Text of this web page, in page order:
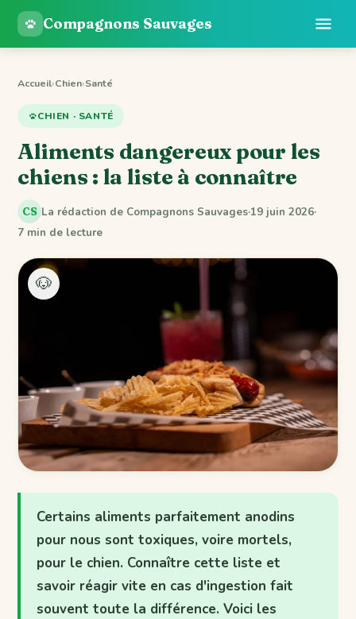
Compagnons Sauvages
Accueil›Chien›Santé
CHIEN · SANTÉ
Aliments dangereux pour les
chiens : la liste à connaître
CS La rédaction de Compagnons Sauvages·19 juin 2026·
7 min de lecture
🐶
Certains aliments parfaitement anodins
pour nous sont toxiques, voire mortels,
pour le chien. Connaître cette liste et
savoir réagir vite en cas d'ingestion fait
souvent toute la différence. Voici les